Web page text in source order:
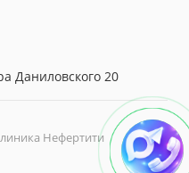
Даниловского 20
Нефертити